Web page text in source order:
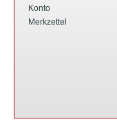
Konto
Merkzettel